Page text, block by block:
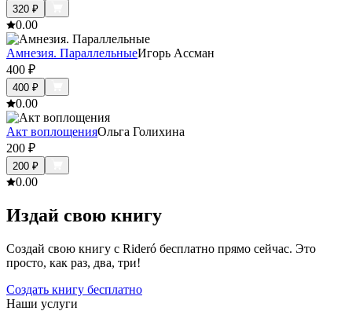
320 ₽
0.00
Амнезия. ПараллельныеИгорь Ассман
400 ₽
400 ₽
0.00
Акт воплощенияОльга Голихина
200 ₽
200 ₽
0.00
Издай свою книгу
Создай свою книгу с Rideró бесплатно прямо сейчас. Это
просто, как раз, два, три!
Создать книгу бесплатно
Наши услуги